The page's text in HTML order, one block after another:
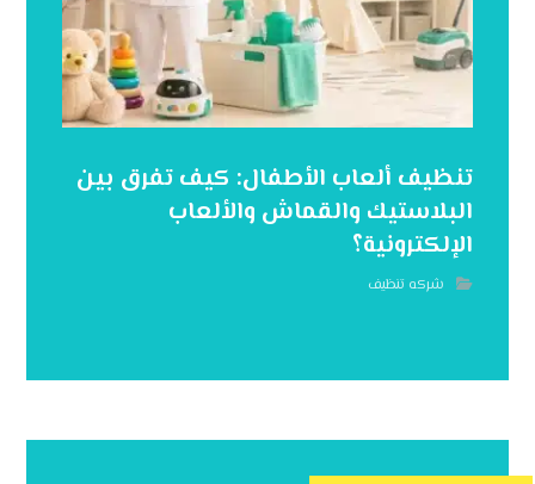
تنظيف ألعاب الأطفال: كيف تفرق بين
البلاستيك والقماش والألعاب
الإلكترونية؟
شركه تنظيف